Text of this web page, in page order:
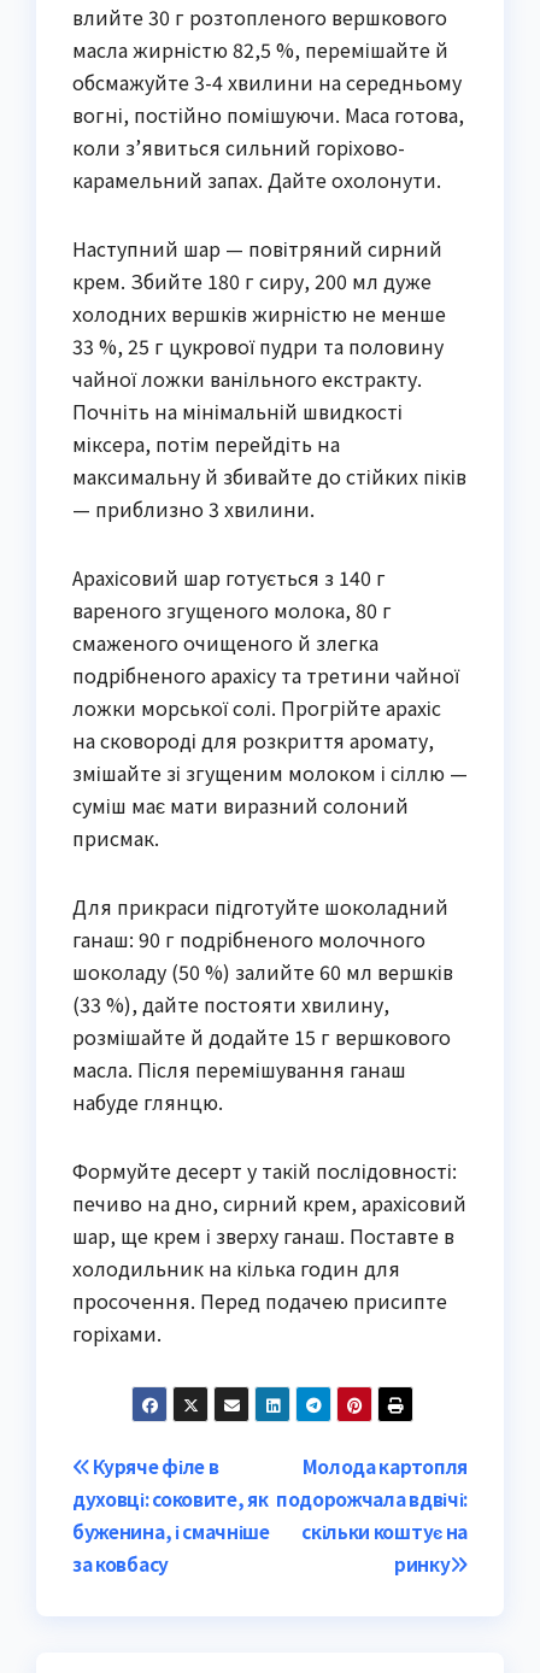
влийте 30 г розтопленого вершкового
масла жирністю 82,5 %, перемішайте й
обсмажуйте 3-4 хвилини на середньому
вогні, постійно помішуючи. Маса готова,
коли з’явиться сильний горіхово-
карамельний запах. Дайте охолонути.
Наступний шар — повітряний сирний
крем. Збийте 180 г сиру, 200 мл дуже
холодних вершків жирністю не менше
33 %, 25 г цукрової пудри та половину
чайної ложки ванільного екстракту.
Почніть на мінімальній швидкості
міксера, потім перейдіть на
максимальну й збивайте до стійких піків
— приблизно 3 хвилини.
Арахісовий шар готується з 140 г
вареного згущеного молока, 80 г
смаженого очищеного й злегка
подрібненого арахісу та третини чайної
ложки морської солі. Прогрійте арахіс
на сковороді для розкриття аромату,
змішайте зі згущеним молоком і сіллю —
суміш має мати виразний солоний
присмак.
Для прикраси підготуйте шоколадний
ганаш: 90 г подрібненого молочного
шоколаду (50 %) залийте 60 мл вершків
(33 %), дайте постояти хвилину,
розмішайте й додайте 15 г вершкового
масла. Після перемішування ганаш
набуде глянцю.
Формуйте десерт у такій послідовності:
печиво на дно, сирний крем, арахісовий
шар, ще крем і зверху ганаш. Поставте в
холодильник на кілька годин для
просочення. Перед подачею присипте
горіхами.
Post
navigation
Молода картопля
подорожчала вдвічі:
скільки коштує на
ринку
Куряче філе в
духовці: соковите, як
буженина, і смачніше
за ковбасу